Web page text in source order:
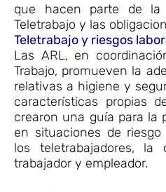
que hacen parte de la
Teletrabajo y las
Teletrabajo y riesgos
Las ARL, en
Trabajo, promueven la
relativas a higiene y
características propias
crearon una guía para la
en situaciones de
los teletrabajadores,
trabajador y empleador.